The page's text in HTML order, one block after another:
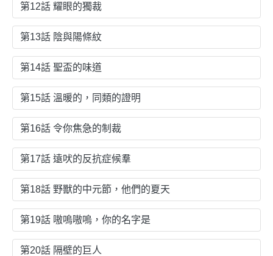
第12話 耀眼的獨裁
第13話 陰與陽條紋
第14話 聖盃的味道
第15話 溫暖的，同類的證明
第16話 令你焦急的制裁
第17話 遠吠的反抗症候羣
第18話 野獸的中元節，他們的夏天
第19話 嗷嗚嗷嗚，你的名字是
第20話 隔壁的巨人